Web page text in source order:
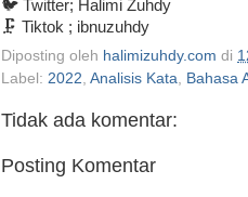
🐦 Twitter; Halimi Zuhdy
🗜️ Tiktok ; ibnuzuhdy
Diposting oleh halimizuhdy.com di
Label: 2022, Analisis Kata, Bahasa
Tidak ada komentar:
Posting Komentar